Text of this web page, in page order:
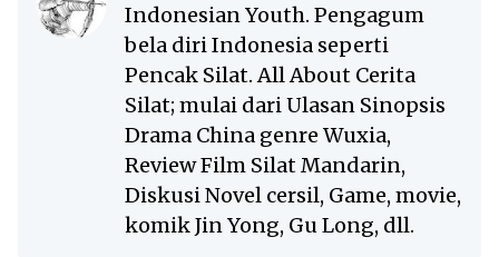
Indonesian Youth. Pengagum
bela diri Indonesia seperti
Pencak Silat. All About Cerita
Silat; mulai dari Ulasan Sinopsis
Drama China genre Wuxia,
Review Film Silat Mandarin,
Diskusi Novel cersil, Game, movie,
komik Jin Yong, Gu Long, dll.